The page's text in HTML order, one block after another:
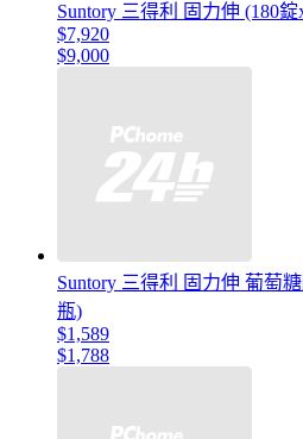
Suntory 三得利 固力伸 (180錠
$7,920
$9,000
Suntory 三得利 固力伸 葡萄
瓶)
$1,589
$1,788